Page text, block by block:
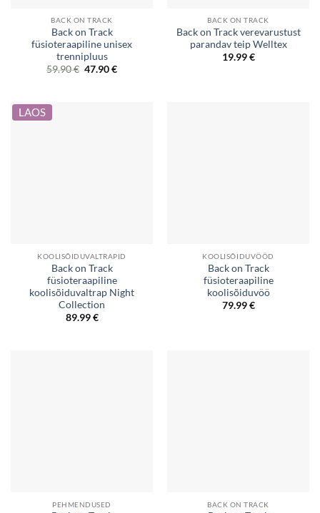
BACK ON TRACK
Back on Track
füsioteraapiline unisex
trennipluus
59.90€ Original
47.90€Current
BACK ON TRACK
Back on Track verevarustust
parandav teip Welltex
19.99€
LAOS
KOOLISÕIDUVALTRAPID
Back on Track
füsioteraapiline
koolisõiduvaltrap Night
Collection
89.99€
KOOLISÕIDUVÖÖD
Back on Track
füsioteraapiline
koolisõiduvöö
79.99€
PEHMENDUSED BACK ON TRACK